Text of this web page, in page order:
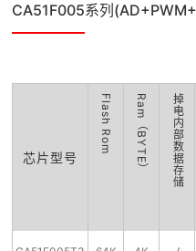
CA51F005系列
芯片型号
Flash Rom Ram（BYTE） 掉电内部数据存储